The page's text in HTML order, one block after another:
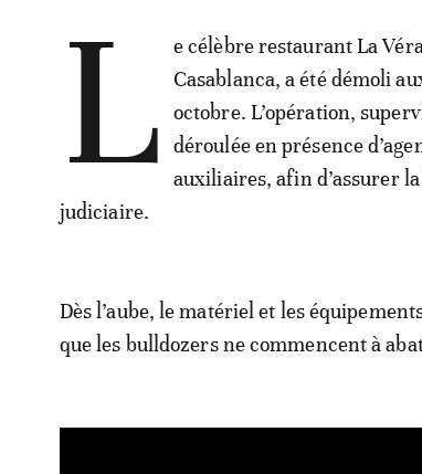
L
e célèbre restaurant La
Casablanca, a été démoli
octobre. L’opération,
déroulée en présence
auxiliaires, afin d’assurer
judiciaire.
Dès l’aube, le matériel et les
que les bulldozers ne commencent à